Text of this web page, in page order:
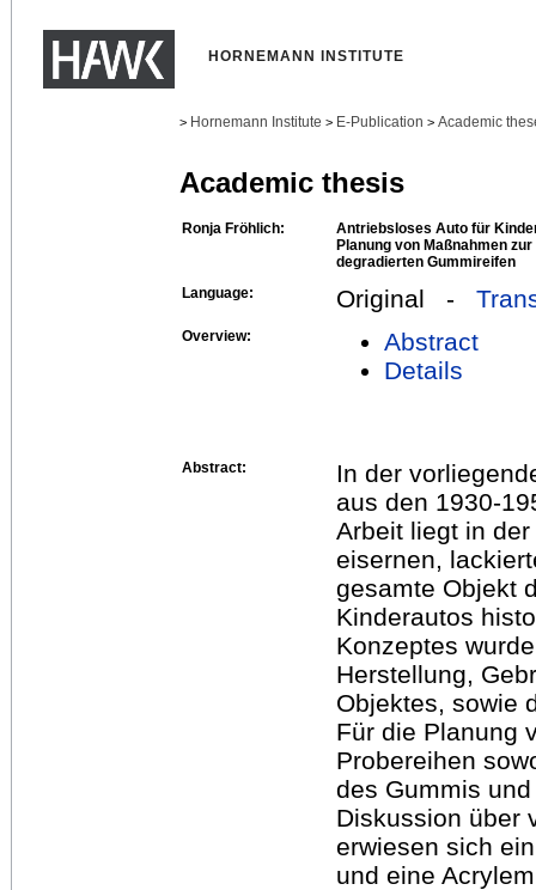
HORNEMANN INSTITUTE
> Hornemann Institute > E-Publication > Academic
Academic thesis
Ronja Fröhlich:
Antriebsloses Auto für
Planung von Maßnahmen
degradierten Gummireifen
Language:
Original -
Overview:
Abstract
Details
Abstract:
In der
aus den 1930-
Arbeit liegt in
eisernen,
gesamte Objekt
Kinderautos
Konzeptes
Herstellung,
Objektes, sowie
Für die Planung
Probereihen
des Gummis
Diskussion über
erwiesen sich
und eine